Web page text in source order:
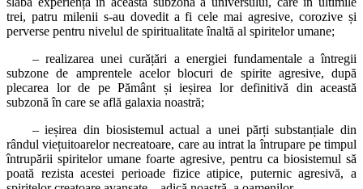
trei, patru milenii s-au dovedit a fi cele mai agresive, corozive și
perverse pentru nivelul de spiritualitate înaltă al spiritelor umane;
– realizarea unei curățări a energiei fundamentale a întregii
subzone de amprentele acelor blocuri de spirite agresive, după
plecarea lor de pe Pământ și ieșirea lor definitivă din această
subzonă în care se află galaxia noastră;
– ieșirea din biosistemul actual a unei părți substanțiale din
rândul viețuitoarelor necreatoare, care au intrat la întrupare pe timpul
întrupării spiritelor umane foarte agresive, pentru ca biosistemul să
poată rezista acestei perioade fizice atipice, puternic agresivă, a